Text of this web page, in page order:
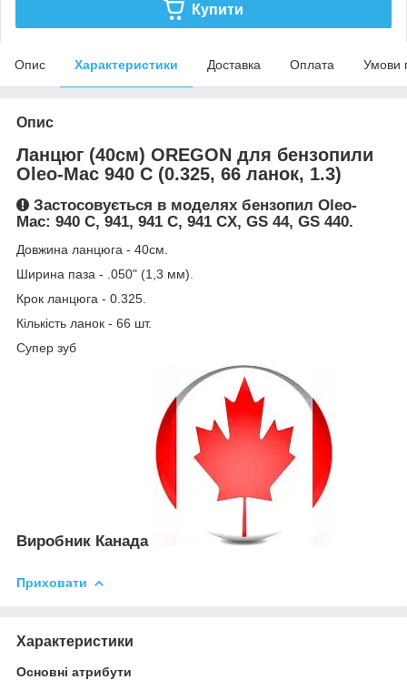
Купити
Опис Характеристики Доставка Оплата Умови
Опис
Ланцюг (40см) OREGON для бензопили
Oleo-Mac 940 C (0.325, 66 ланок, 1.3)
Застосовується в моделях бензопил Oleo-
Mac: 940 C, 941, 941 C, 941 CX, GS 44, GS 440.
Довжина ланцюга - 40см.
Ширина паза - .050" (1,3 мм).
Крок ланцюга - 0.325.
Кількість ланок - 66 шт.
Супер зуб
Виробник Канада
Приховати
Характеристики
Основні атрибути